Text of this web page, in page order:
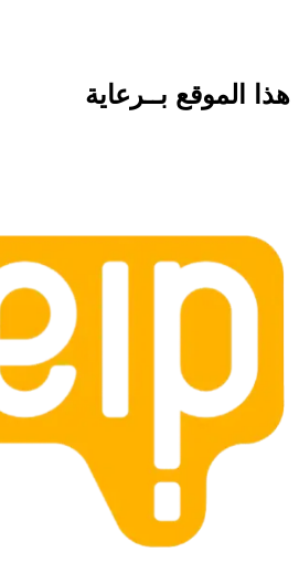
هذا الموقع بــرعاية